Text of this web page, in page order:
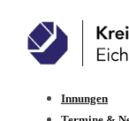
Innungen